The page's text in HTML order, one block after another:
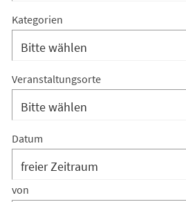
Suchergebnis-
Filter:
Kategorien
Kategorien
Suchergebnis-
Filter:
Veranstaltungsorte
Veranstaltungsorte
Datum
von